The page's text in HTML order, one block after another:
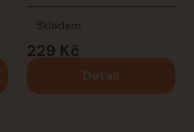
229 Kč
Skladem
Detail